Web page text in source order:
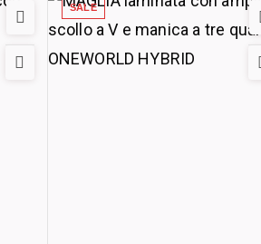
SALE